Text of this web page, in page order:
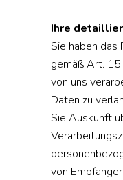
Ihre
Sie haben das
gemäß Art. 15
von uns
Daten zu
Sie Auskunft
von